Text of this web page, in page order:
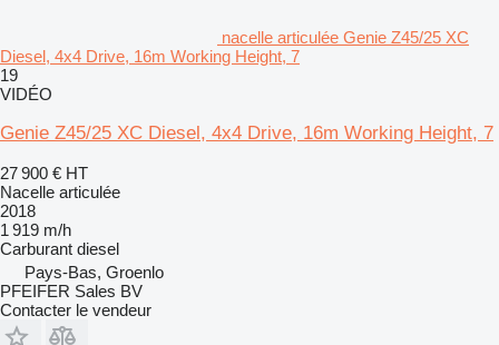
nacelle articulée Genie Z45/25 XC
Diesel, 4x4 Drive, 16m Working Height, 7
19
VIDÉO
Genie Z45/25 XC Diesel, 4x4 Drive, 16m Working Height, 7
27 900 € HT
Nacelle articulée
2018
1 919 m/h
Carburant diesel
Pays-Bas, Groenlo
PFEIFER Sales BV
Contacter le vendeur